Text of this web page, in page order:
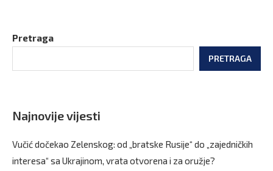
Pretraga
PRETRAGA
Najnovije vijesti
Vučić dočekao Zelenskog: od „bratske Rusije“ do „zajedničkih
interesa“ sa Ukrajinom, vrata otvorena i za oružje?